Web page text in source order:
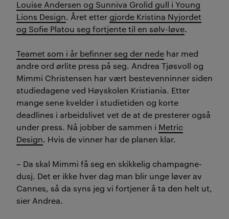
Louise Andersen og Sunniva Grolid gull i Young
Lions Design. Året etter gjorde Kristina Nyjordet
og Sofie Platou seg fortjente til en sølv-løve.
Teamet som i år befinner seg der nede har med
andre ord ørlite press på seg. Andrea Tjøsvoll og
Mimmi Christensen har vært bestevenninner siden
studiedagene ved Høyskolen Kristiania. Etter
mange sene kvelder i studietiden og korte
deadlines i arbeidslivet vet de at de presterer også
under press. Nå jobber de sammen i Metric
Design. Hvis de vinner har de planen klar.
– Da skal Mimmi få seg en skikkelig champagne-
dusj. Det er ikke hver dag man blir unge løver av
Cannes, så da syns jeg vi fortjener å ta den helt ut,
sier Andrea.